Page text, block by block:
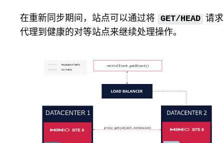
在重新同步期间，站点可以通过将 GET/HEAD 请求
代理到健康的对等站点来继续处理操作。